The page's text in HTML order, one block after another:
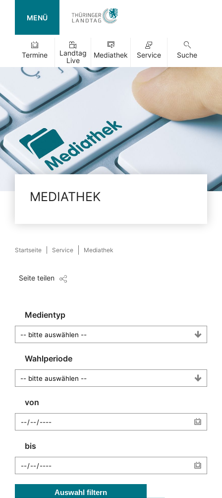
MENÜ
Termine
Landtag
Live
Mediathek Service Suche
MEDIATHEK
Startseite Service Mediathek
Seite teilen
Medientyp
Wahlperiode
von
bis
Auswahl filtern